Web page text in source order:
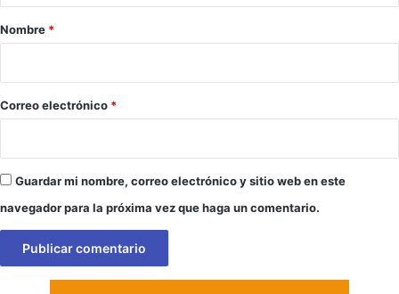
r
*
Nombre *
Correo electrónico *
Guardar mi nombre, correo electrónico y sitio web en este
navegador para la próxima vez que haga un comentario.